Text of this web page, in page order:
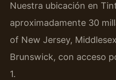
Nuestra ubicación en
aproximadamente 30
of New Jersey,
Brunswick, con acceso
1.